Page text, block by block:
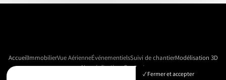
AccueilImmobilierVue AérienneÉvénementielsSuivi de chantierModélisation 3D
Nos réalisationsContact
Fermer et accepter